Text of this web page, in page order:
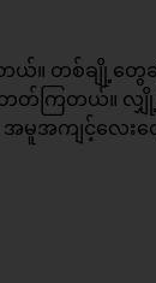
တယ်။ တစ်ချို့တွ
းတတ်ကြတယ်။ လ
အမူအကျင့်လေး